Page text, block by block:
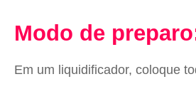
Modo de
Em um liquidificador, coloque